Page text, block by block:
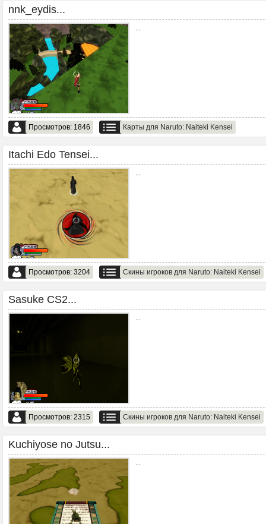
nnk_eydis...
...
Просмотров: 1846 Карты для Naruto: Naiteki Kensei
Itachi Edo Tensei...
...
Просмотров: 3204 Скины игроков для Naruto: Naiteki Kensei
Sasuke CS2...
...
Просмотров: 2315 Скины игроков для Naruto: Naiteki Kensei
Kuchiyose no Jutsu...
...